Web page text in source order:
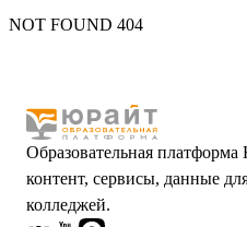
NOT FOUND 404
Образовательная
контент, сервисы, данные
колледжей.